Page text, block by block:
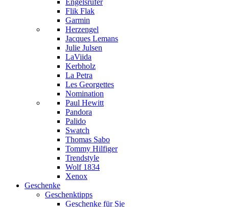
Engelsrufer
Flik Flak
Garmin
Herzengel
Jacques Lemans
Julie Julsen
LaViida
Kerbholz
La Petra
Les Georgettes
Nomination
Paul Hewitt
Pandora
Palido
Swatch
Thomas Sabo
Tommy Hilfiger
Trendstyle
Wolf 1834
Xenox
Geschenke
Geschenktipps
Geschenke für Sie